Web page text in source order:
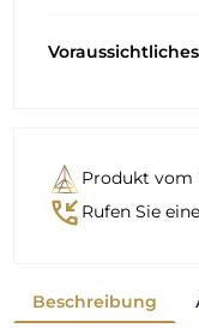
Produkt vom
phone_callback Rufen Sie
Beschreibung